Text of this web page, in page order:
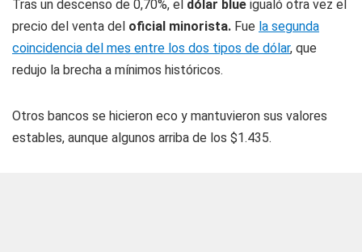
Tras un descenso de 0,70%, el dólar blue igualó otra vez el
precio del venta del oficial minorista. Fue la segunda
coincidencia del mes entre los dos tipos de dólar, que
redujo la brecha a mínimos históricos.
Otros bancos se hicieron eco y mantuvieron sus valores
estables, aunque algunos arriba de los $1.435.